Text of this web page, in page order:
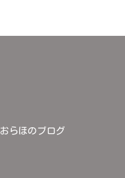
おらほのブログ